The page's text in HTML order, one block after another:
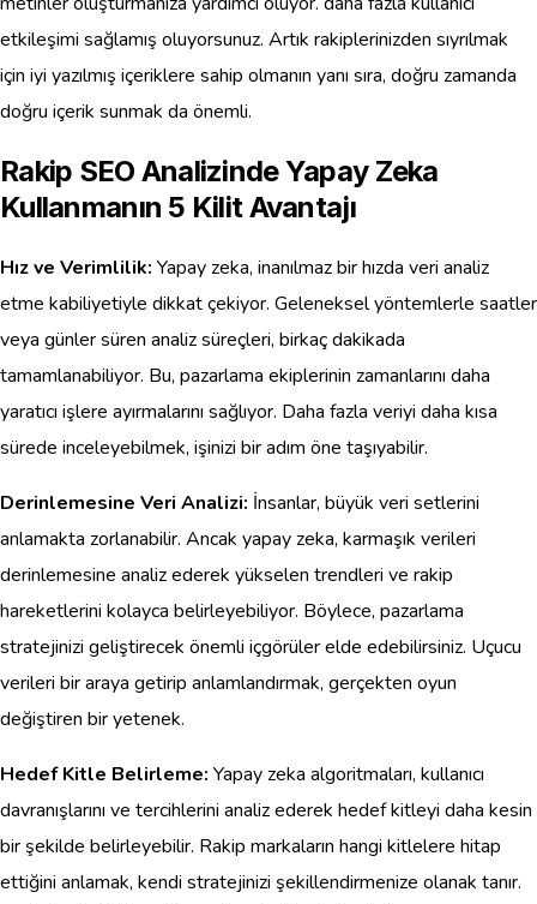
etkileşimi sağlamış oluyorsunuz. Artık rakiplerinizden sıyrılmak
için iyi yazılmış içeriklere sahip olmanın yanı sıra, doğru zamanda
doğru içerik sunmak da önemli.
Rakip SEO Analizinde Yapay Zeka
Kullanmanın 5 Kilit Avantajı
Hız ve Verimlilik: Yapay zeka, inanılmaz bir hızda veri analiz
etme kabiliyetiyle dikkat çekiyor. Geleneksel yöntemlerle saatler
veya günler süren analiz süreçleri, birkaç dakikada
tamamlanabiliyor. Bu, pazarlama ekiplerinin zamanlarını daha
yaratıcı işlere ayırmalarını sağlıyor. Daha fazla veriyi daha kısa
sürede inceleyebilmek, işinizi bir adım öne taşıyabilir.
Derinlemesine Veri Analizi: İnsanlar, büyük veri setlerini
anlamakta zorlanabilir. Ancak yapay zeka, karmaşık verileri
derinlemesine analiz ederek yükselen trendleri ve rakip
hareketlerini kolayca belirleyebiliyor. Böylece, pazarlama
stratejinizi geliştirecek önemli içgörüler elde edebilirsiniz. Uçucu
verileri bir araya getirip anlamlandırmak, gerçekten oyun
değiştiren bir yetenek.
Hedef Kitle Belirleme: Yapay zeka algoritmaları, kullanıcı
davranışlarını ve tercihlerini analiz ederek hedef kitleyi daha kesin
bir şekilde belirleyebilir. Rakip markaların hangi kitlelere hitap
ettiğini anlamak, kendi stratejinizi şekillendirmenize olanak tanır.